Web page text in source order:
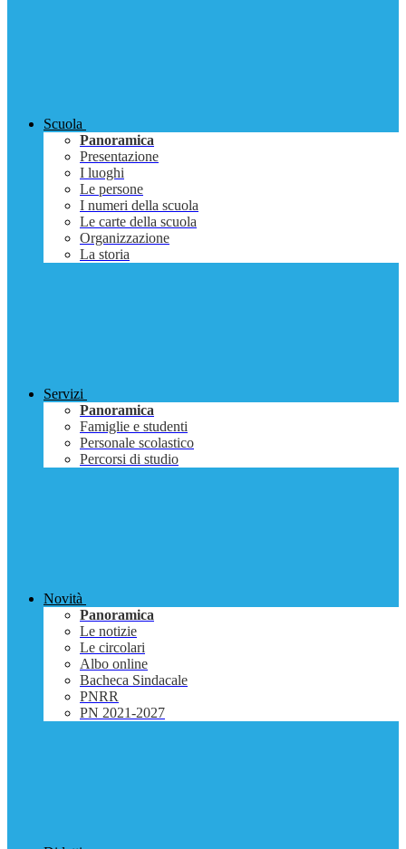
Scuola
Panoramica
Presentazione
I luoghi
Le persone
I numeri della scuola
Le carte della scuola
Organizzazione
La storia
Servizi
Panoramica
Famiglie e studenti
Personale scolastico
Percorsi di studio
Novità
Panoramica
Le notizie
Le circolari
Albo online
Bacheca Sindacale
PNRR
PN 2021-2027